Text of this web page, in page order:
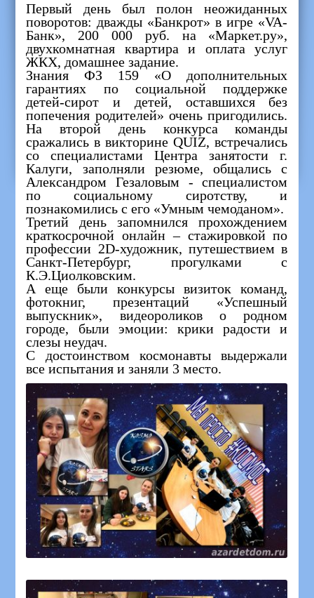
Первый день был полон неожиданных
поворотов: дважды «Банкрот» в игре «VA-
Банк», 200 000 руб. на «Маркет.ру»,
двухкомнатная квартира и оплата услуг
ЖКХ, домашнее задание.
Знания ФЗ 159 «О дополнительных
гарантиях по социальной поддержке
детей-сирот и детей, оставшихся без
попечения родителей» очень пригодились.
На второй день конкурса команды
сражались в викторине QUIZ, встречались
со специалистами Центра занятости г.
Калуги, заполняли резюме, общались с
Александром Гезаловым - специалистом
по социальному сиротству, и
познакомились с его «Умным чемоданом».
Третий день запомнился прохождением
краткосрочной онлайн – стажировкой по
профессии 2D-художник, путешествием в
Санкт-Петербург, прогулками с
К.Э.Циолковским.
А еще были конкурсы визиток команд,
фотокниг, презентаций «Успешный
выпускник», видеороликов о родном
городе, были эмоции: крики радости и
слезы неудач.
С достоинством космонавты выдержали
все испытания и заняли 3 место.